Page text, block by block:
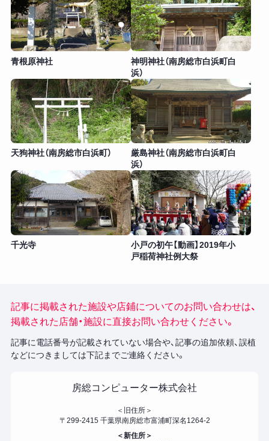
青根原神社
神明神社（南房総市白浜町白
浜）
天狗神社（南房総市白浜町）
厳島神社（南房総市白浜町白
浜）
千光寺
小戸の初午【動画】2019年小
戸稲荷神社例大祭
記事に掲載された施設や店鋪についてのお問い合わせは、
掲載された店舗・施設に直接お問い合わせください。
記事に電話番号が記載されていない場合や、記事の追加依頼、誤植
などにつきましては下記までご連絡ください。
房総コンピューター株式会社
＜旧住所＞
〒299-2415 千葉県南房総市富浦町深名1264-2
＜新住所＞